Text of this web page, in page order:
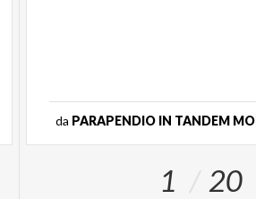
da PARAPENDIO IN TANDEM
1 20